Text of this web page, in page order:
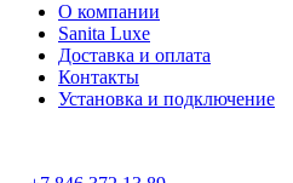
О компании
Sanita Luxe
Доставка и оплата
Контакты
Установка и подключение